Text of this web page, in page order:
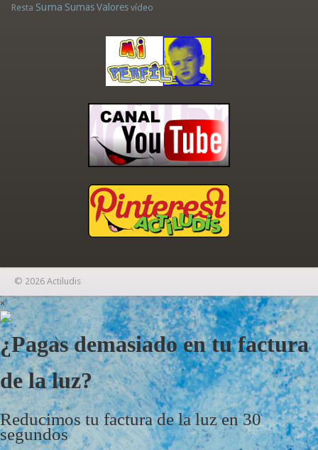
Resta Suma Sumas Valores vídeo
© 2026 Actiludis
×
¿Pagas demasiado en tu factura
de la luz?
Reducimos tu factura de la luz en 30
segundos